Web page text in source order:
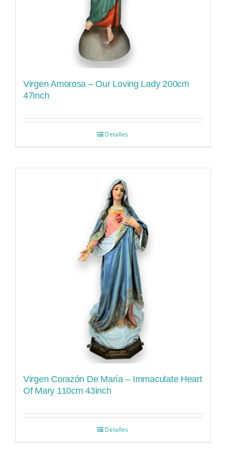
Virgen Amorosa – Our Loving Lady 200cm
47inch
Detalles
Virgen Corazón De María – Immaculate Heart
Of Mary 110cm 43inch
Detalles